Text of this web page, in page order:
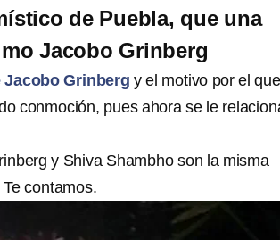
de Puebla, que una
Jacobo Grinberg
Grinberg y el motivo por el que
conmoción, pues ahora se le
y Shiva Shambho son la misma
Te contamos.